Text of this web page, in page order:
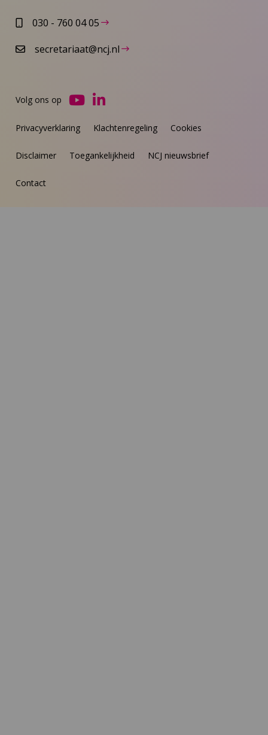
030 - 760 04 05
secretariaat@ncj.nl
Privacyverklaring Klachtenregeling Cookies
Disclaimer Toegankelijkheid NCJ nieuwsbrief
Contact
Volg ons op
Ga
YouTube
Ga
LinkedIn